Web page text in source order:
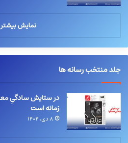
نمایش بیشتر
جلد منتخب رسانه ها
در ستایش سادگیِ
زمانه است
۸ دی, ۱۴۰۴